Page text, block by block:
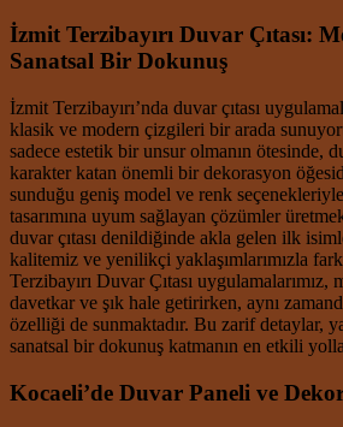
İzmit Terzibayırı Duvar Çıtası:
Sanatsal Bir Dokunuş
İzmit Terzibayırı’nda duvar çıtası
klasik ve modern çizgileri bir arada
sadece estetik bir unsur olmanın ötesinde,
karakter katan önemli bir dekorasyon
sunduğu geniş model ve renk
tasarımına uyum sağlayan çözümler
duvar çıtası denildiğinde akla gelen ilk
kalitemiz ve yenilikçi yaklaşımlarımızla
Terzibayırı Duvar Çıtası uygulamalarımız,
davetkar ve şık hale getirirken, aynı
özelliği de sunmaktadır. Bu zarif detaylar,
sanatsal bir dokunuş katmanın en etkili
Kocaeli’de Duvar Paneli ve